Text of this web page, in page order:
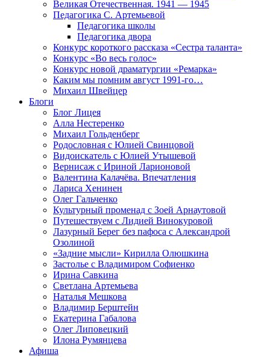
Великая Отечественная. 1941 — 1945
Педагогика С. Артемьевой
Педагогика школы
Педагогика двора
Конкурс короткого рассказа «Сестра таланта»
Конкурс «Во весь голос»
Конкурс новой драматургии «Ремарка»
Каким мы помним август 1991-го…
Михаил Швейцер
Блоги
Блог Лицея
Алла Нестеренко
Михаил Гольденберг
Родословная с Юлией Свинцовой
Видоискатель с Юлией Утышевой
Вернисаж с Ириной Ларионовой
Валентина Калачёва. Впечатления
Лариса Хенинен
Олег Гальченко
Культурный променад с Зоей Арнаутовой
Путешествуем с Лидией Винокуровой
Лазурный Берег без пафоса с Александрой
Озолиной
«Задние мысли» Кирилла Олюшкина
Застолье с Владимиром Софиенко
Ирина Савкина
Светлана Артемьева
Наталья Мешкова
Владимир Берштейн
Екатерина Габалова
Олег Липовецкий
Илона Румянцева
Афиша